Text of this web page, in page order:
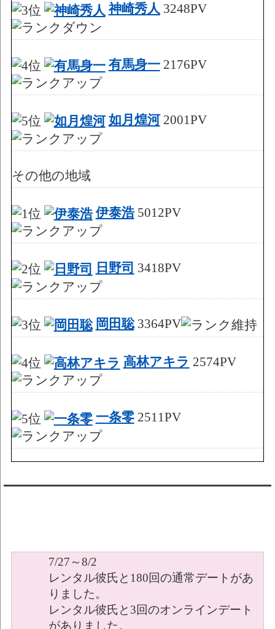
神崎秀人 3248PV
有馬身一2176PV
如月煌河2001PV
その他の地域
伊泰浩5012PV
日野司 3418PV
岡田聡3364PV
高林アキラ 2574PV
一条零2511PV
7/27～8/2
レンタル彼氏と180回の通常デートがあ
りました。
レンタル彼氏と3回のオンラインデート
がありました。